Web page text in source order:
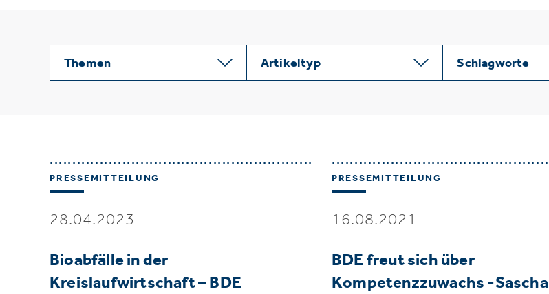
Themen Artikeltyp Schlagworte
PRESSEMITTEILUNG
28.04.2023
Bioabfälle in der
Kreislaufwirtschaft – BDE
PRESSEMITTEILUNG
16.08.2021
BDE freut sich über
Kompetenzzuwachs -Sascha